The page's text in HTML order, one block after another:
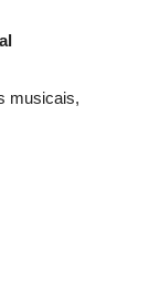
musicais,